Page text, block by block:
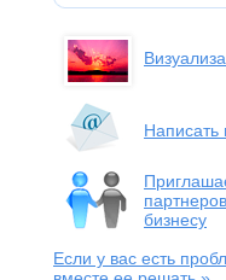
Написать
бизнесу
Если у вас есть